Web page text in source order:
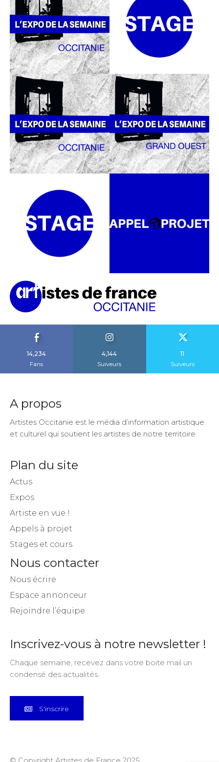
14,234
Fans
4,144
Suiveurs
11
Suiveurs
A propos
Artistes Occitanie est le média d’information artistique
et culturel qui soutient les artistes de notre territoire.
Plan du site
Actus
Expos
Artiste en vue !
Appels à projet
Stages et cours
Nous contacter
Nous écrire
Espace annonceur
Rejoindre l’équipe
Inscrivez-vous à notre newsletter !
Chaque semaine, recevez dans votre boite mail un
condensé des actualités.
S'inscrire